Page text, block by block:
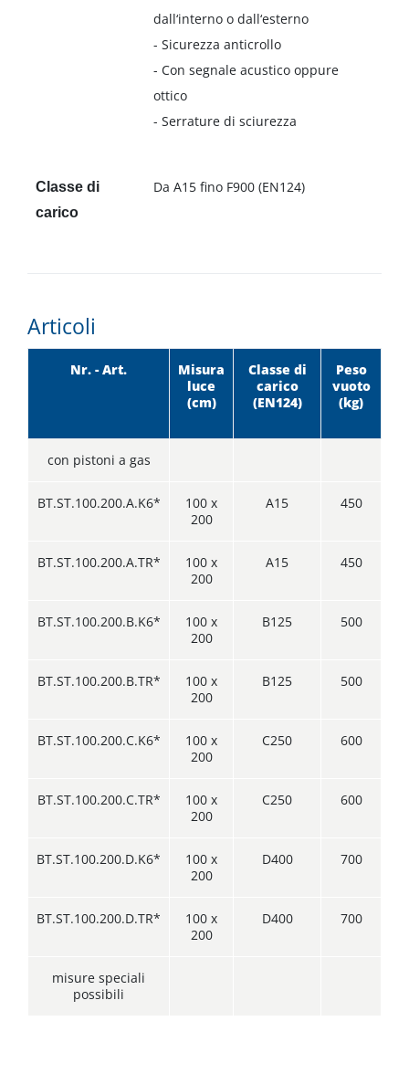
dall‘interno o dall‘esterno
- Sicurezza anticrollo
- Con segnale acustico oppure
ottico
- Serrature di sciurezza
Classe di
carico
Da A15 fino F900 (EN124)
Articoli
Nr. - Art.
Misura
luce
(cm)
Classe di
carico
(EN124)
Peso
vuoto
(kg)
con pistoni a gas
BT.ST.100.200.A.K6*
100 x
200
A15 450
BT.ST.100.200.A.TR*
100 x
200
A15 450
BT.ST.100.200.B.K6*
100 x
200
B125 500
BT.ST.100.200.B.TR*
100 x
200
B125 500
BT.ST.100.200.C.K6*
100 x
200
C250 600
BT.ST.100.200.C.TR*
100 x
200
C250 600
BT.ST.100.200.D.K6*
100 x
200
D400 700
BT.ST.100.200.D.TR*
100 x
200
D400 700
misure speciali
possibili